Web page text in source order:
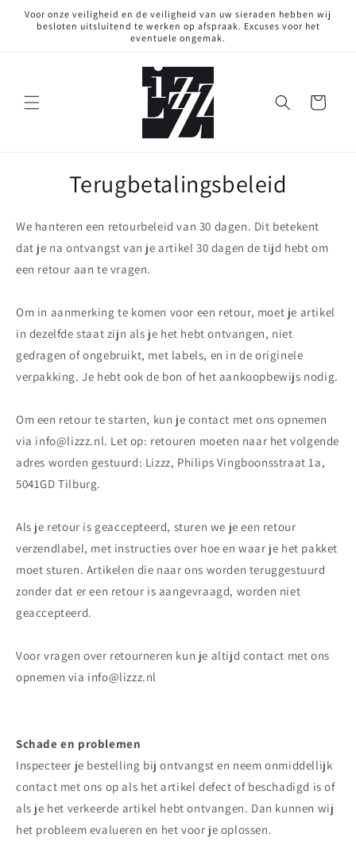
naar de
content
Voor onze veiligheid en de veiligheid van uw sieraden hebben wij
besloten uitsluitend te werken op afspraak. Excuses voor het
eventuele ongemak.
Winkelwagen
Terugbetalingsbeleid
We hanteren een retourbeleid van 30 dagen. Dit betekent
dat je na ontvangst van je artikel 30 dagen de tijd hebt om
een retour aan te vragen.
Om in aanmerking te komen voor een retour, moet je artikel
in dezelfde staat zijn als je het hebt ontvangen, niet
gedragen of ongebruikt, met labels, en in de originele
verpakking. Je hebt ook de bon of het aankoopbewijs nodig.
Om een retour te starten, kun je contact met ons opnemen
via info@lizzz.nl. Let op: retouren moeten naar het volgende
adres worden gestuurd: Lizzz, Philips Vingboonsstraat 1a,
5041GD Tilburg.
Als je retour is geaccepteerd, sturen we je een retour
verzendlabel, met instructies over hoe en waar je het pakket
moet sturen. Artikelen die naar ons worden teruggestuurd
zonder dat er een retour is aangevraagd, worden niet
geaccepteerd.
Voor vragen over retourneren kun je altijd contact met ons
opnemen via info@lizzz.nl
Schade en problemen
Inspecteer je bestelling bij ontvangst en neem onmiddellijk
contact met ons op als het artikel defect of beschadigd is of
als je het verkeerde artikel hebt ontvangen. Dan kunnen wij
het probleem evalueren en het voor je oplossen.